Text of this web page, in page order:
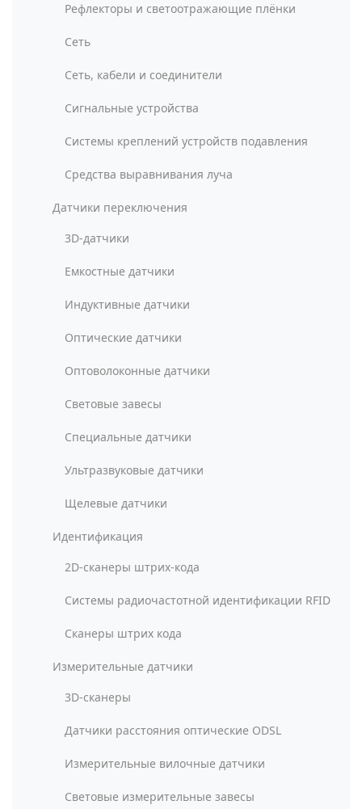
Рефлекторы и светоотражающие плёнки
Сеть
Сеть, кабели и соединители
Сигнальные устройства
Системы креплений устройств подавления
Средства выравнивания луча
Датчики переключения
3D-датчики
Емкостные датчики
Индуктивные датчики
Оптические датчики
Оптоволоконные датчики
Световые завесы
Специальные датчики
Ультразвуковые датчики
Щелевые датчики
Идентификация
2D-сканеры штрих-кода
Системы радиочастотной идентификации RFID
Сканеры штрих кода
Измерительные датчики
3D-сканеры
Датчики расстояния оптические ODSL
Измерительные вилочные датчики
Световые измерительные завесы